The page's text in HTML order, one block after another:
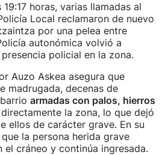
horas, varias llamadas al
Local reclamaron de nuevo
por una pelea entre
autonómica volvió a
policial en la zona.
Auzo Askea asegura que
madrugada, decenas de
armadas con palos, hierros
la zona, lo que dejó
ellos de carácter grave. En su
la persona herida grave
el cráneo y continúa ingresada.